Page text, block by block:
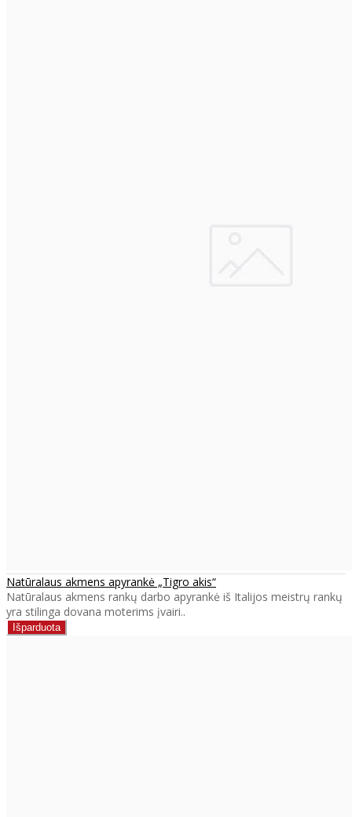
Natūralaus akmens apyrankė „Tigro akis“
Natūralaus akmens rankų darbo apyrankė iš Italijos meistrų rankų
yra stilinga dovana moterims įvairi..